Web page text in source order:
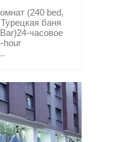
(240 bed,
баня
часовое
hour